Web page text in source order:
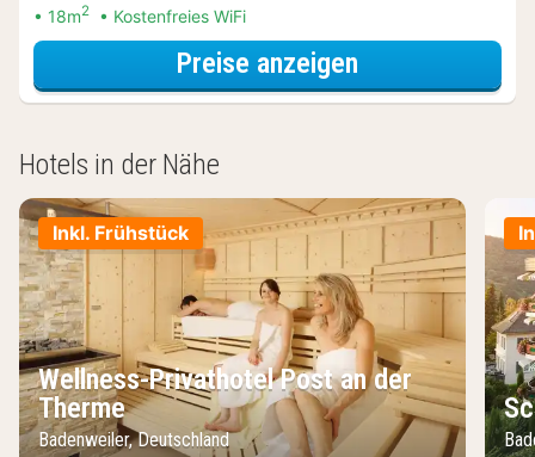
18m2 Kostenfreies WiFi
Preise anzeigen
Hotels in der Nähe
Inkl. Frühstück
Wellness-Privathotel Post an der
Therme
Badenweiler, Deutschland